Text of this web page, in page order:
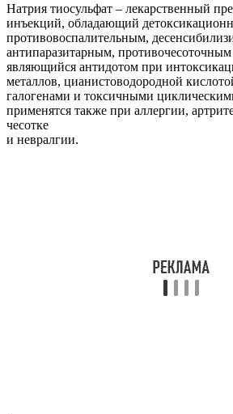
Натрия тиосульфат – лекарственный
инъекций, обладающий
противовоспалительным,
антипаразитарным,
являющийся антидотом при
металлов, цианистоводородной
галогенами и токсичными
применятся также при аллергии,
чесотке
и невралгии.